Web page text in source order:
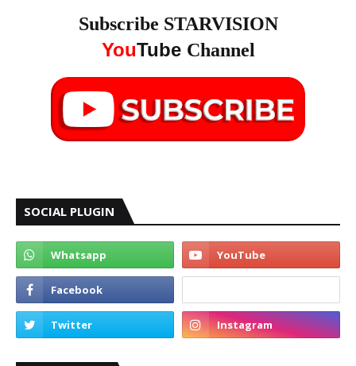
Subscribe STARVISION
YouTube Channel
SOCIAL PLUGIN